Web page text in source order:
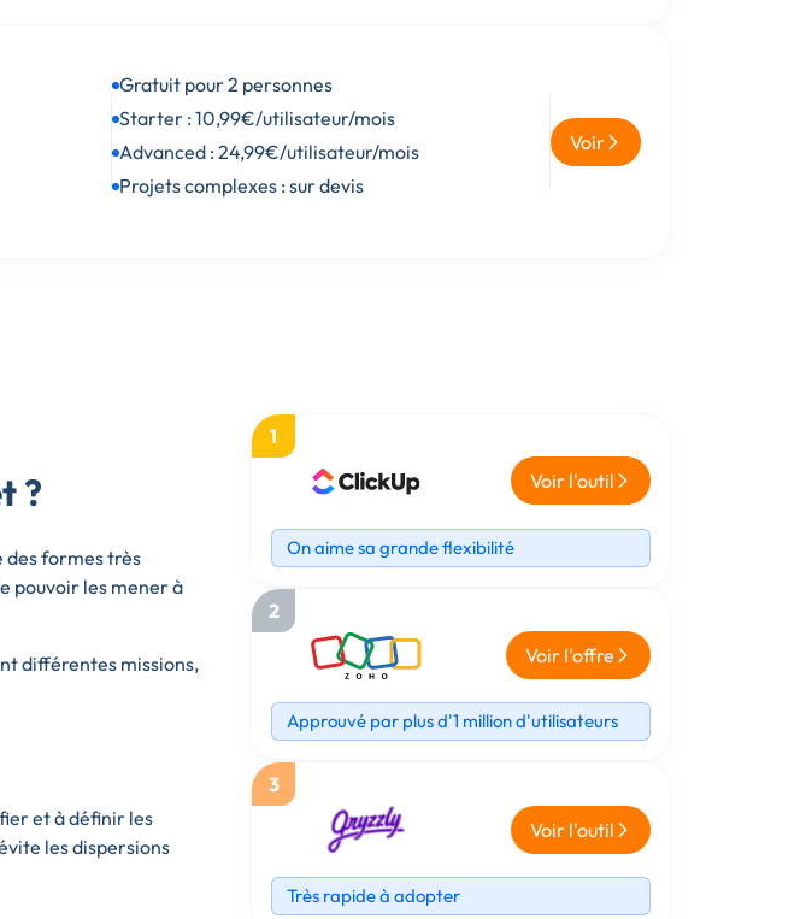
Gratuit pour 2 personnes
Starter : 10,99€/utilisateur/mois
Advanced : 24,99€/utilisateur/mois
Projets complexes : sur devis
Voir
?
des formes très
pouvoir les mener à
différentes missions,
et à définir les
les dispersions
1
Voir l'outil
On aime sa grande flexibilité
2
Voir l'offre
Approuvé par plus d'1 million d'utilisateurs
3
Voir l'outil
Très rapide à adopter